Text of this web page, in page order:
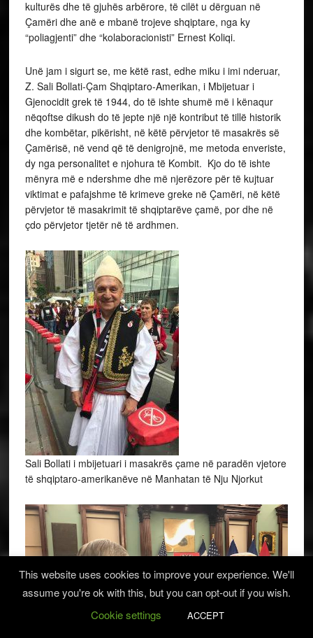
kulturës dhe të gjuhës arbërore, të cilët u dërguan në
Çamëri dhe anë e mbanë trojeve shqiptare, nga ky
“poliagjenti” dhe “kolaboracionisti” Ernest Koliqi.
Unë jam i sigurt se, me këtë rast, edhe miku i imi nderuar,
Z. Sali Bollati-Çam Shqiptaro-Amerikan, i Mbijetuar i
Gjenocidit grek të 1944, do të ishte shumë më i kënaqur
nëqoftse dikush do të jepte një një kontribut të tillë historik
dhe kombëtar, pikërisht, në këtë përvjetor të masakrës së
Çamërisë, në vend që të denigrojnë, me metoda enveriste,
dy nga personalitet e njohura të Kombit. Kjo do të ishte
mënyra më e ndershme dhe më njerëzore për të kujtuar
viktimat e pafajshme të krimeve greke në Çamëri, në këtë
përvjetor të masakrimit të shqiptarëve çamë, por dhe në
çdo përvjetor tjetër në të ardhmen.
Sali Bollati i mbijetuari i masakrës çame në paradën vjetore
të shqiptaro-amerikanëve në Manhatan të Nju Njorkut
This website uses cookies to improve your experience. We'll
assume you're ok with this, but you can opt-out if you wish.
Cookie settings
ACCEPT